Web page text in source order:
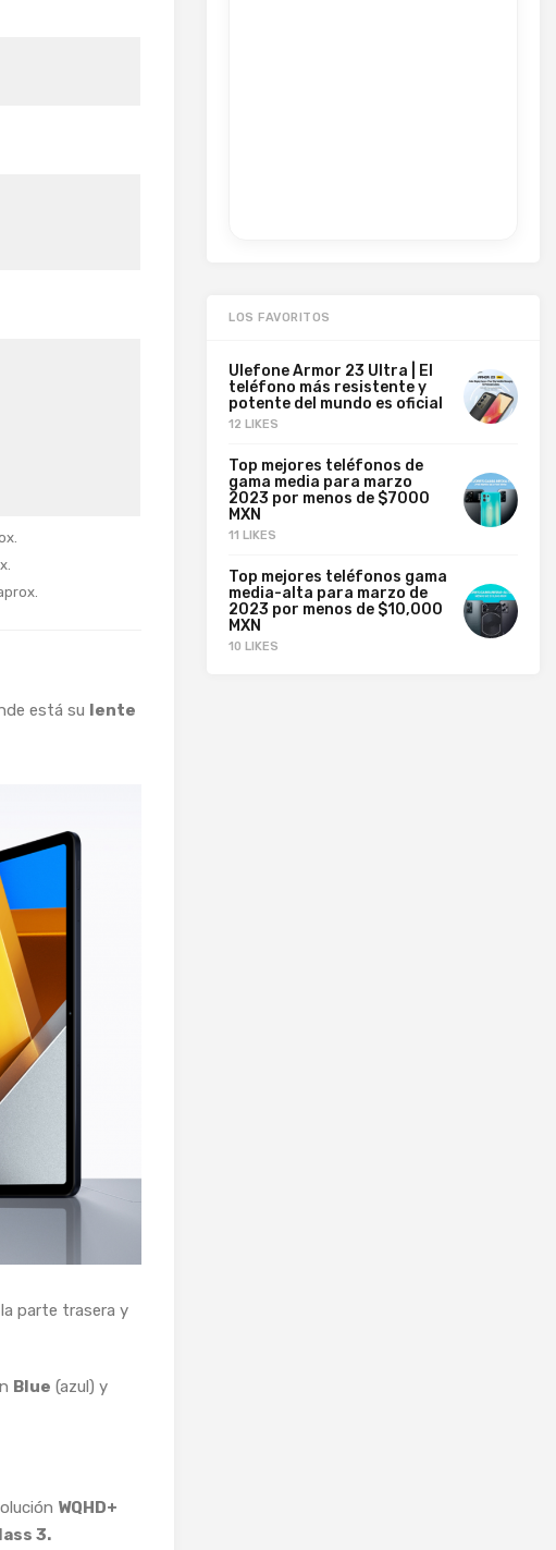
está su lente
parte trasera y
Blue (azul) y
WQHD+
3.
LOS FAVORITOS
Ulefone Armor 23 Ultra | El
teléfono más resistente y
potente del mundo es oficial
12 LIKES
Top mejores teléfonos de
gama media para marzo
2023 por menos de $7000
MXN
11 LIKES
Top mejores teléfonos gama
media-alta para marzo de
2023 por menos de $10,000
MXN
10 LIKES